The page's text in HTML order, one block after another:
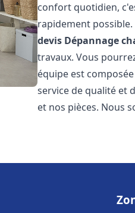
confort quotidien,
rapidement
devis Dépannage
travaux. Vous
équipe est
service de qualité et
et nos pièces. Nous